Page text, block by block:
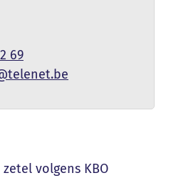
69
telenet.be
volgens KBO